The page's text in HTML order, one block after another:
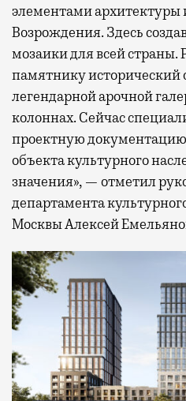
элементами архитектуры
Возрождения. Здесь
мозаики для всей страны.
памятнику исторический
легендарной арочной
колоннах. Сейчас
проектную
объекта культурного
значения», — отметил
департамента
Москвы Алексей